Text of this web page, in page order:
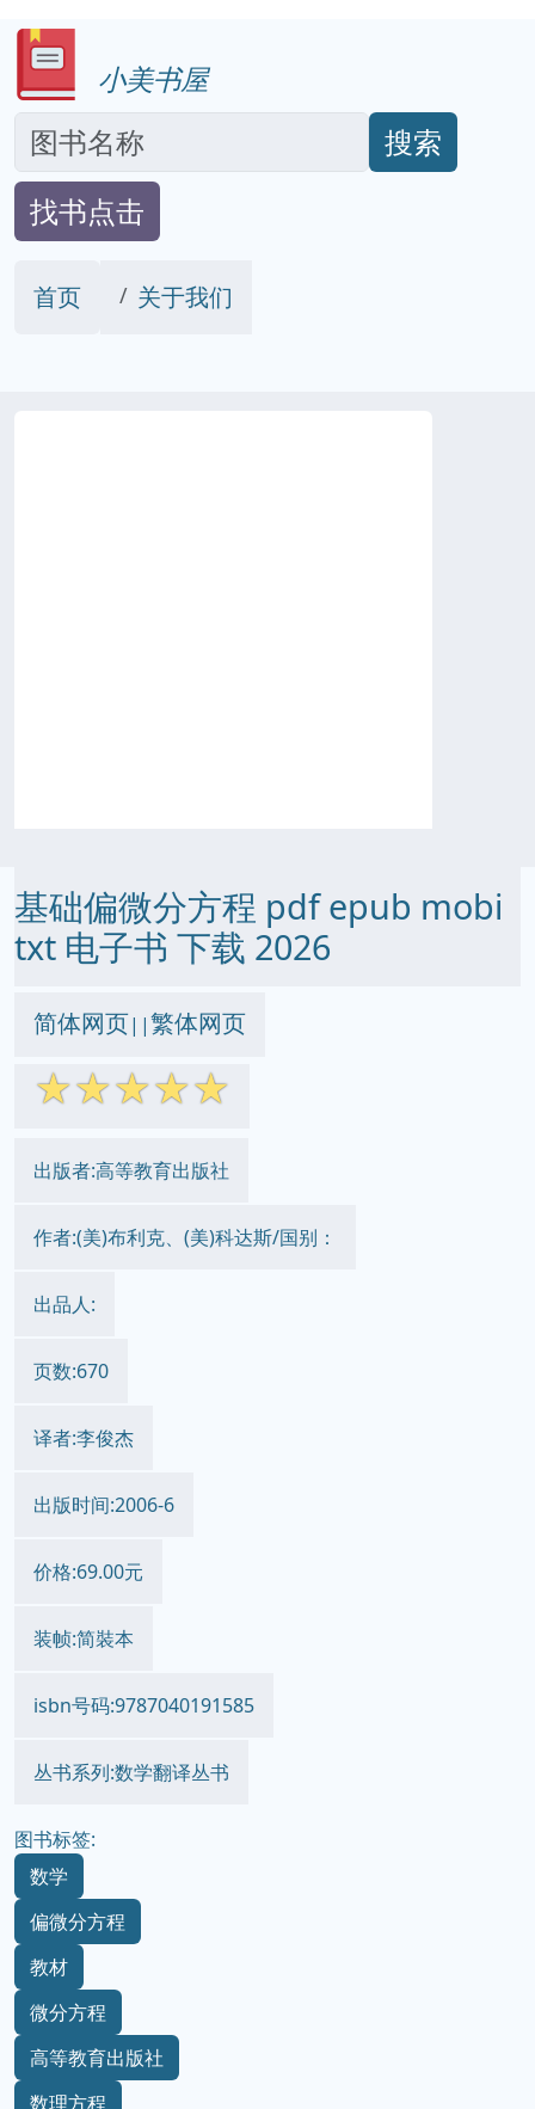
小美书屋
搜索
找书点击
首页 关于我们
基础偏微分方程 pdf epub mobi
txt 电子书 下载 2026
简体网页||繁体网页
☆☆☆☆☆
出版者:高等教育出版社
作者:(美)布利克、(美)科达斯/国别：
出品人:
页数:670
译者:李俊杰
出版时间:2006-6
价格:69.00元
装帧:简裝本
isbn号码:9787040191585
丛书系列:数学翻译丛书
图书标签:
数学
偏微分方程
教材
微分方程
高等教育出版社
数理方程